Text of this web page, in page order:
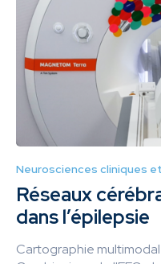
Neurosciences cliniques
Réseaux
dans l’épilepsie
Cartographie